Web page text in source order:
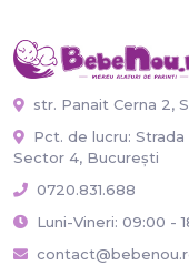
str. Panait Cerna 2,
Pct. de lucru:
Sector 4, București
0720.831.688
Luni-Vineri: 09:00 -